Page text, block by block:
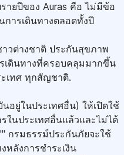
ายปีของ Auras คือ ไม่มีข้อ
การเดินทางตลอดทั้งปี
วต่างชาติ ประกันสุขภาพ
เดินทางที่ครอบคลุมมากขึ้น
เทศ ทุกสัญชาติ.
อยู่ในประเทศอื่น) ให้เปิดใช้
ในประเทศอื่นแล้วและไม่ได้
กรมธรรม์ประกันภัยจะใช้
หลังการชำระเงิน